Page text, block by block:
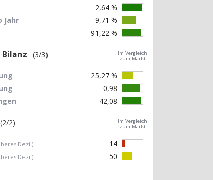
2,64 %
Jahr
9,71 %
91,22 %
(3/3)
Im Vergleich
zum Markt
25,27 %
0,98
42,08
(2/2)
Im Vergleich
zum Markt
Dezil)
14
Dezil) 50